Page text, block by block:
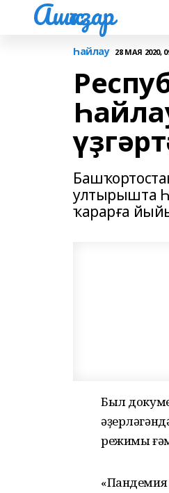
Ашҡаҙар
Һайлау 28 МАЯ 2020,
ултырышта
ҡарарға
Был
режимы